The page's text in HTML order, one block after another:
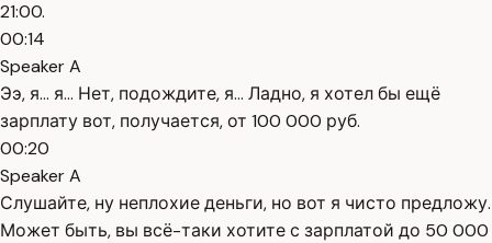
21:00.
00:14
Speaker A
Ээ, я... я... Нет, подождите, я... Ладно, я хотел бы ещё
зарплату вот, получается, от 100 000 руб.
00:20
Speaker A
Слушайте, ну неплохие деньги, но вот я чисто предложу.
Может быть, вы всё-таки хотите с зарплатой до 50 000